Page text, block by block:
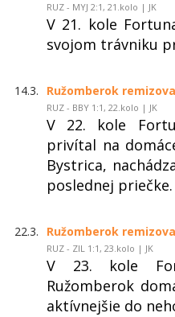
RUZ - MYJ 2:1, 21.kolo | JK
V 21. kole
svojom trávniku
14.3. Ružomberok
RUZ - BBY 1:1, 22.kolo | JK
V 22. kole
privítal na
Bystrica,
poslednej priečke.
22.3. Ružomberok
RUZ - ZIL 1:1, 23.kolo | JK
V 23. kole
Ružomberok
aktívnejšie do